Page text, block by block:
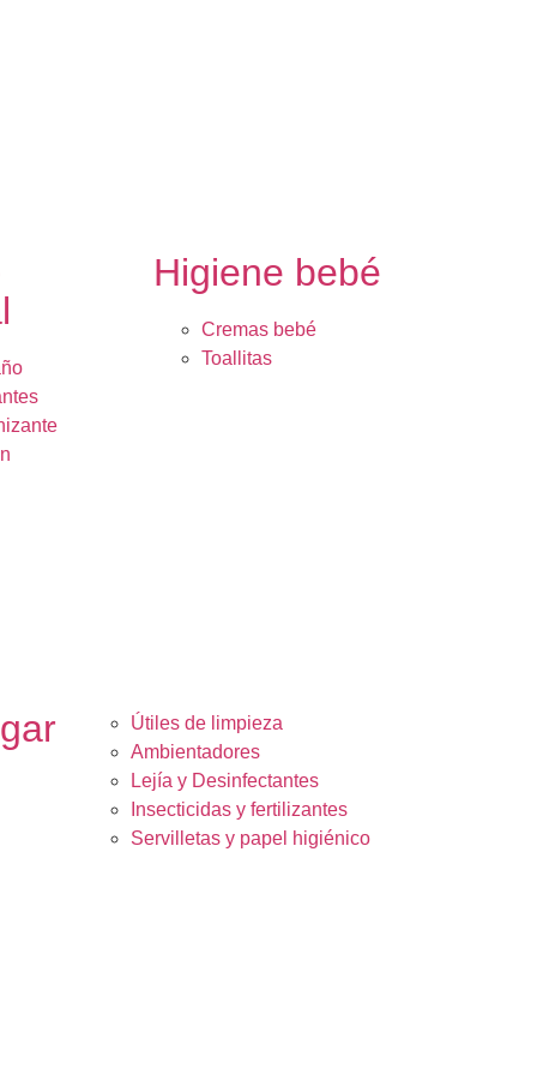
Higiene bebé
Cremas bebé
Toallitas
Útiles de limpieza
Ambientadores
Lejía y Desinfectantes
Insecticidas y fertilizantes
Servilletas y papel higiénico